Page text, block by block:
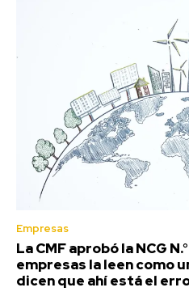
Empresas
La CMF aprobó la NCG
empresas la leen como
dicen que ahí está el